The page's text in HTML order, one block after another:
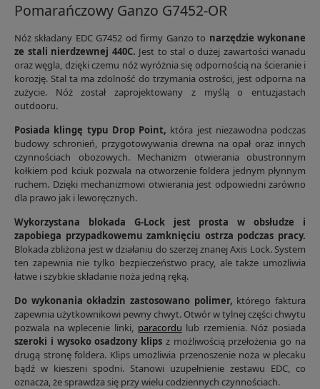
Pomarańczowy Ganzo G7452-OR
Nóż składany EDC G7452 od firmy Ganzo to narzędzie wykonane
ze stali nierdzewnej 440C. Jest to stal o dużej zawartości wanadu
oraz węgla, dzięki czemu nóż wyróżnia się odpornością na ścieranie i
korozję. Stal ta ma zdolność do trzymania ostrości, jest odporna na
zużycie. Nóż został zaprojektowany z myślą o entuzjastach
outdooru.
Posiada klingę typu Drop Point, która jest niezawodna podczas
budowy schronień, przygotowywania drewna na opał oraz innych
czynnościach obozowych. Mechanizm otwierania obustronnym
kołkiem pod kciuk pozwala na otworzenie foldera jednym płynnym
ruchem. Dzięki mechanizmowi otwierania jest odpowiedni zarówno
dla prawo jak i leworęcznych.
Wykorzystana blokada G-Lock jest prosta w obsłudze i
zapobiega przypadkowemu zamknięciu ostrza podczas pracy.
Blokada zbliżona jest w działaniu do szerzej znanej Axis Lock. System
ten zapewnia nie tylko bezpieczeństwo pracy, ale także umożliwia
łatwe i szybkie składanie noża jedną ręką.
Do wykonania okładzin zastosowano polimer, którego faktura
zapewnia użytkownikowi pewny chwyt. Otwór w tylnej części chwytu
pozwala na wplecenie linki, paracordu lub rzemienia. Nóż posiada
szeroki i wysoko osadzony klips z możliwością przełożenia go na
drugą stronę foldera. Klips umożliwia przenoszenie noża w plecaku
bądź w kieszeni spodni. Stanowi uzupełnienie zestawu EDC, co
oznacza, że sprawdza się przy wielu codziennych czynnościach.